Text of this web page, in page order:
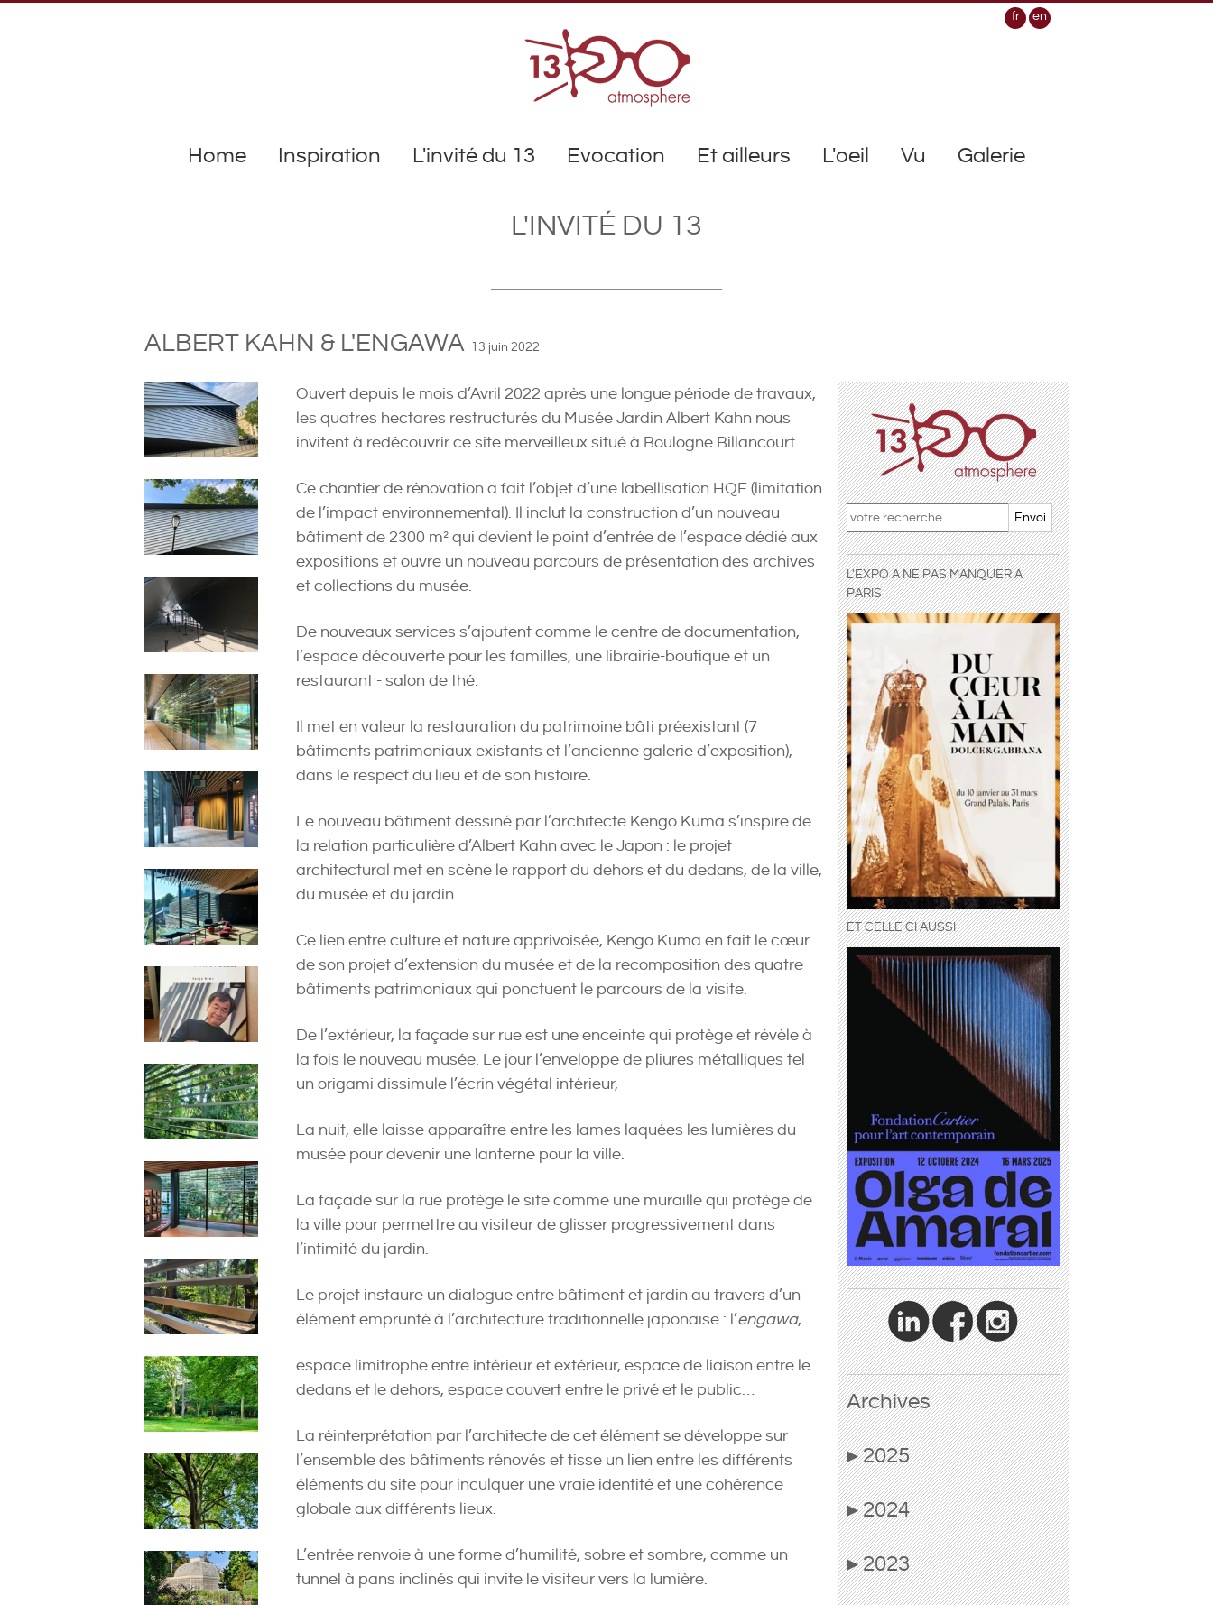
fr en
Home Inspiration L'invité du 13 Evocation Et ailleurs L'oeil Vu Galerie
L'INVITÉ DU 13
ALBERT KAHN & L'ENGAWA 13 juin 2022
Ouvert depuis le mois d’Avril 2022 après une longue période de travaux,
les quatres hectares restructurés du Musée Jardin Albert Kahn nous
invitent à redécouvrir ce site merveilleux situé à Boulogne Billancourt.
Ce chantier de rénovation a fait l’objet d’une labellisation HQE (limitation
de l’impact environnemental). Il inclut la construction d’un nouveau
bâtiment de 2300 m² qui devient le point d’entrée de l’espace dédié aux
expositions et ouvre un nouveau parcours de présentation des archives
et collections du musée.
De nouveaux services s’ajoutent comme le centre de documentation,
l’espace découverte pour les familles, une librairie-boutique et un
restaurant - salon de thé.
Il met en valeur la restauration du patrimoine bâti préexistant (7
bâtiments patrimoniaux existants et l’ancienne galerie d’exposition),
dans le respect du lieu et de son histoire.
Le nouveau bâtiment dessiné par l’architecte Kengo Kuma s’inspire de
la relation particulière d’Albert Kahn avec le Japon : le projet
architectural met en scène le rapport du dehors et du dedans, de la ville,
du musée et du jardin.
Ce lien entre culture et nature apprivoisée, Kengo Kuma en fait le cœur
de son projet d’extension du musée et de la recomposition des quatre
bâtiments patrimoniaux qui ponctuent le parcours de la visite.
De l’extérieur, la façade sur rue est une enceinte qui protège et révèle à
la fois le nouveau musée. Le jour l’enveloppe de pliures métalliques tel
un origami dissimule l’écrin végétal intérieur,
La nuit, elle laisse apparaître entre les lames laquées les lumières du
musée pour devenir une lanterne pour la ville.
La façade sur la rue protège le site comme une muraille qui protège de
la ville pour permettre au visiteur de glisser progressivement dans
l’intimité du jardin.
Le projet instaure un dialogue entre bâtiment et jardin au travers d’un
élément emprunté à l’architecture traditionnelle japonaise : l’engawa,
espace limitrophe entre intérieur et extérieur, espace de liaison entre le
dedans et le dehors, espace couvert entre le privé et le public…
La réinterprétation par l’architecte de cet élément se développe sur
l’ensemble des bâtiments rénovés et tisse un lien entre les différents
éléments du site pour inculquer une vraie identité et une cohérence
globale aux différents lieux.
L’entrée renvoie à une forme d’humilité, sobre et sombre, comme un
tunnel à pans inclinés qui invite le visiteur vers la lumière.
Envoi
L'EXPO A NE PAS MANQUER A
PARIS
ET CELLE CI AUSSI
Archives
▶2025
▶2024
▶2023